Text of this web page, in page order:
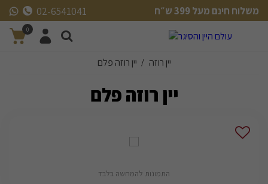
משלוח חינם מעל 399 ש״ח
משלוח חינם מעל 399 ש״ח
02-6541041
0
יין רוזה / יין רוזה פלם
יין רוזה פלם
התמונות להמחשה בלבד